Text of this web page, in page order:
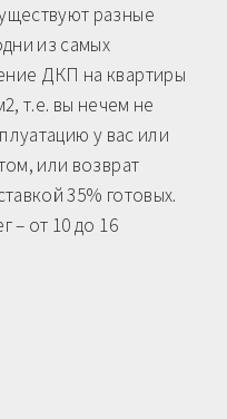
разные
из самых
ДКП на квартиры
т.е. вы нечем не
у вас или
или возврат
35% готовых.
– от 10 до 16